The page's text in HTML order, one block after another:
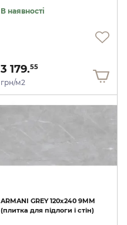
В наявності
3 179.55
грн/м2
ARMANI GREY 120х240 9MM
(плитка для підлоги і стін)